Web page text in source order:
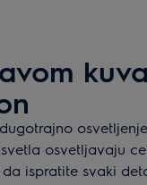
osvetljavaju
ispratite svaki